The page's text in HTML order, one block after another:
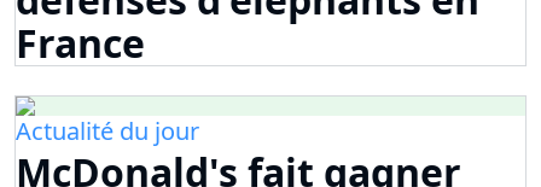
France
Actualité du jour
McDonald's fait gagner